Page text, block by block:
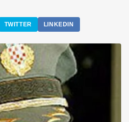
TWITTER LINKEDIN